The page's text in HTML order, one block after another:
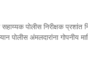
सहाय्यक पोलीस निरीक्षक
अंमलदारांना गोपनीय